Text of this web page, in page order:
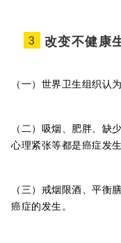
3 改变不健康
（一）世界卫生组织认
（二）吸烟、肥胖、缺
心理紧张等都是癌症发
（三）戒烟限酒、平衡
癌症的发生。